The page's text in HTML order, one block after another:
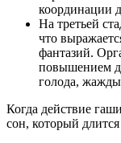
координации
На третьей
что
фантазий.
повышением
голода,
Когда действие
сон, который